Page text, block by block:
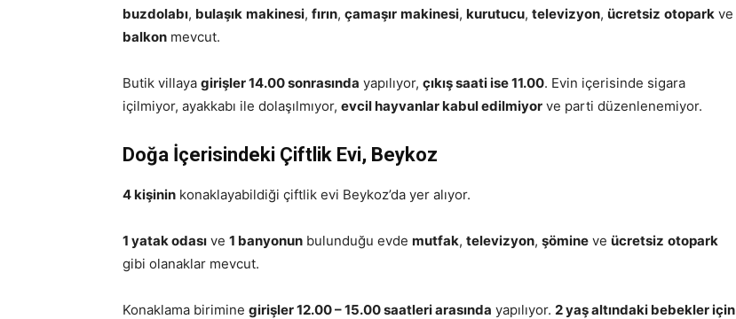
buzdolabı, bulaşık makinesi, fırın, çamaşır makinesi, kurutucu, televizyon, ücretsiz otopark ve
balkon mevcut.
Butik villaya girişler 14.00 sonrasında yapılıyor, çıkış saati ise 11.00. Evin içerisinde sigara
içilmiyor, ayakkabı ile dolaşılmıyor, evcil hayvanlar kabul edilmiyor ve parti düzenlenemiyor.
Doğa İçerisindeki Çiftlik Evi, Beykoz
4 kişinin konaklayabildiği çiftlik evi Beykoz’da yer alıyor.
1 yatak odası ve 1 banyonun bulunduğu evde mutfak, televizyon, şömine ve ücretsiz otopark
gibi olanaklar mevcut.
Konaklama birimine girişler 12.00 – 15.00 saatleri arasında yapılıyor. 2 yaş altındaki bebekler için